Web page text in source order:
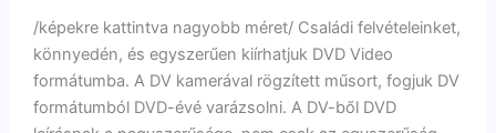
/képekre kattintva nagyobb méret/ Családi felvételeinket,
könnyedén, és egyszerűen kiírhatjuk DVD Video
formátumba. A DV kamerával rögzített műsort, fogjuk DV
formátumból DVD-évé varázsolni. A DV-ből DVD